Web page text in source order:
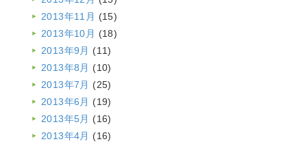
2013年11月 (15)
2013年10月 (18)
2013年9月 (11)
2013年8月 (10)
2013年7月 (25)
2013年6月 (19)
2013年5月 (16)
2013年4月 (16)